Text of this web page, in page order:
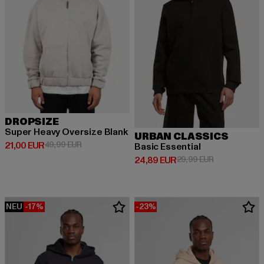
DROPSIZE
Super Heavy Oversize Blank
21,00 EUR
Derzeitiger Preis: 21,00 EUR
49,99 EURAktionspreis: 49,99 EUR
URBAN CLASSICS
Basic Essential
24,89 EUR
Derzeitiger Preis: 24,89 EUR
29,99 EURAktionspreis:
NEU -17% -23%